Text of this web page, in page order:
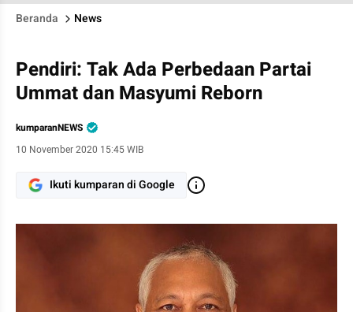
Beranda News
Pendiri: Tak Ada Perbedaan Partai
Ummat dan Masyumi Reborn
kumparanNEWS
10 November 2020 15:45 WIB
Ikuti kumparan di Google